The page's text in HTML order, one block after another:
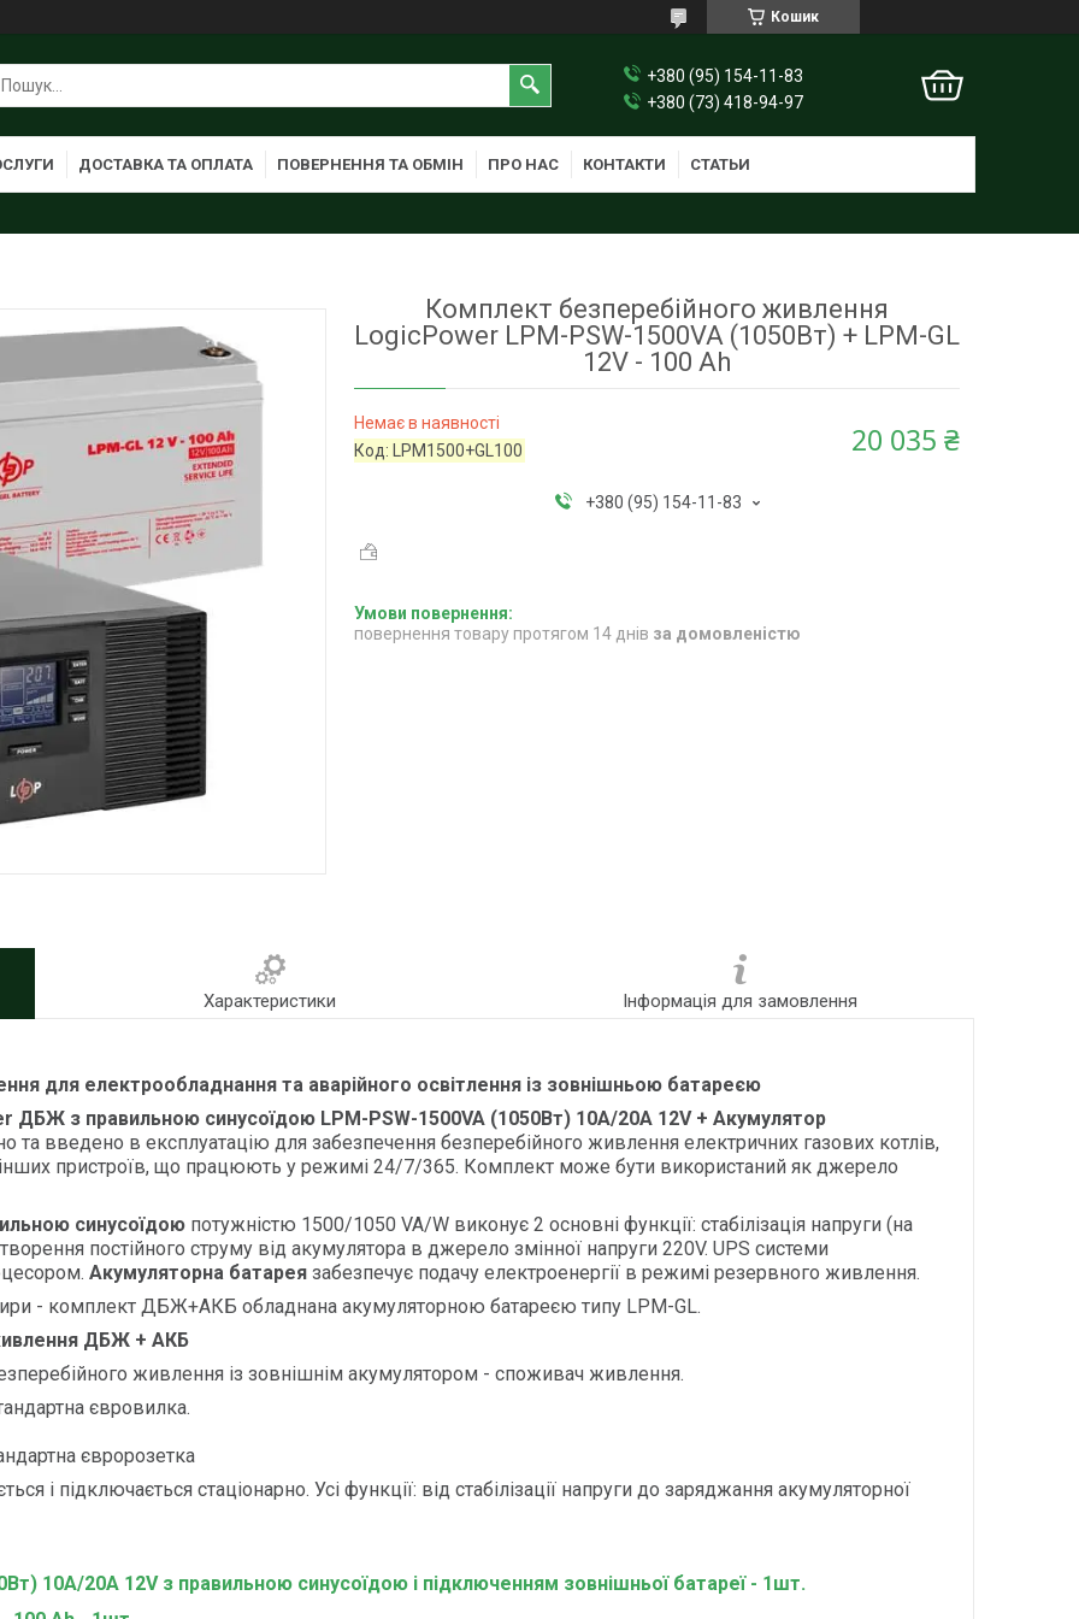
Кошик
+380 (95) 154-11-83
+380 (73) 418-94-97
ДОСТАВКА ТА ОПЛАТА ПОВЕРНЕННЯ ТА ОБМІН ПРО НАС КОНТАКТИ СТАТЬИ
Комплект безперебійного живлення
LogicPower LPM-PSW-1500VA (1050Вт) + LPM-GL
12V - 100 Ah
Немає в наявності
Код:
LPM1500+GL100 20 035 ₴
+380 (95) 154-11-83
повернення товару протягом 14 днів за домовленістю
Характеристики Інформація для замовлення
для електрообладнання та аварійного освітлення із зовнішньою батареєю
ДБЖ з правильною синусоїдою LPM-PSW-1500VA (1050Вт) 10A/20A 12V + Акумулятор
та введено в експлуатацію для забезпечення безперебійного живлення електричних газових котлів,
інших пристроїв, що працюють у режимі 24/7/365. Комплект може бути використаний як джерело
синусоїдою потужністю 1500/1050 VA/W виконує 2 основні функції: стабілізація напруги (на
постійного струму від акумулятора в джерело змінної напруги 220V. UPS системи
Акумуляторна батарея забезпечує подачу електроенергії в режимі резервного живлення.
- комплект ДБЖ+АКБ обладнана акумуляторною батареєю типу LPM-GL.
ДБЖ + АКБ
живлення із зовнішнім акумулятором - споживач живлення.
євровилка.
євророзетка
підключається стаціонарно. Усі функції: від стабілізації напруги до заряджання акумуляторної
10A/20A 12V з правильною синусоїдою і підключенням зовнішньої батареї - 1шт.